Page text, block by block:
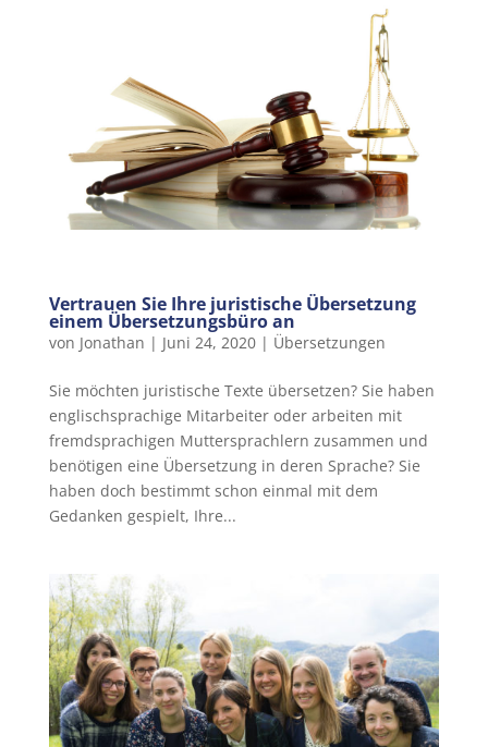
Vertrauen Sie Ihre juristische Übersetzung
einem Übersetzungsbüro an
von Jonathan | Juni 24, 2020| Übersetzungen
Sie möchten juristische Texte übersetzen? Sie haben
englischsprachige Mitarbeiter oder arbeiten mit
fremdsprachigen Muttersprachlern zusammen und
benötigen eine Übersetzung in deren Sprache? Sie
haben doch bestimmt schon einmal mit dem
Gedanken gespielt, Ihre...